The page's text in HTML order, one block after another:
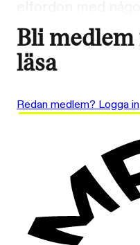
Bli
läsa
Redan medlem? Logga in